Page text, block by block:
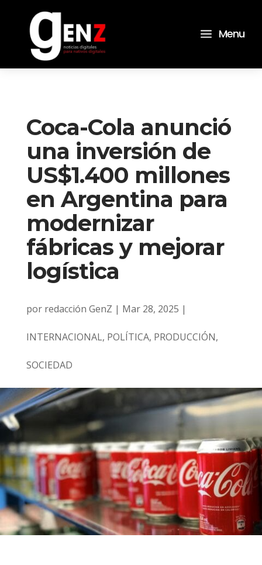
a Menu
Coca-Cola anunció
una inversión de
US$1.400 millones
en Argentina para
modernizar
fábricas y mejorar
logística
por redacción GenZ | Mar 28, 2025 |
INTERNACIONAL, POLÍTICA, PRODUCCIÓN,
SOCIEDAD